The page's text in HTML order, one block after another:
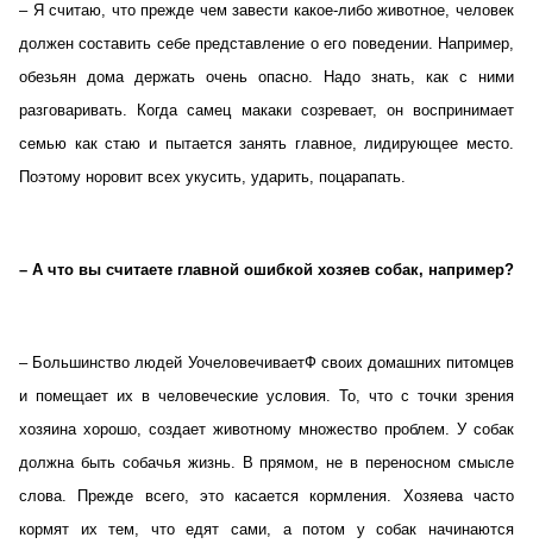
– Я считаю, что прежде чем завести какое-либо животное, человек
должен составить себе представление о его поведении. Например,
обезьян дома держать очень опасно. Надо знать, как с ними
разговаривать. Когда самец макаки созревает, он воспринимает
семью как стаю и пытается занять главное, лидирующее место.
Поэтому норовит всех укусить, ударить, поцарапать.
– А что вы считаете главной ошибкой хозяев собак, например?
– Большинство людей УочеловечиваетФ своих домашних питомцев
и помещает их в человеческие условия. То, что с точки зрения
хозяина хорошо, создает животному множество проблем. У собак
должна быть собачья жизнь. В прямом, не в переносном смысле
слова. Прежде всего, это касается кормления. Хозяева часто
кормят их тем, что едят сами, а потом у собак начинаются